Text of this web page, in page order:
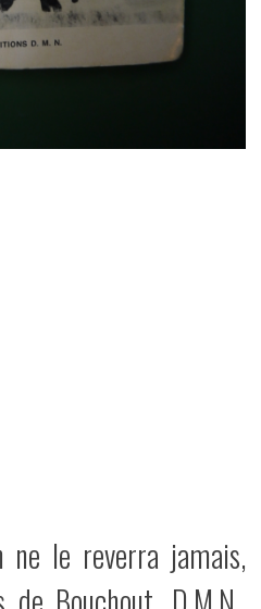
ne le reverra jamais,